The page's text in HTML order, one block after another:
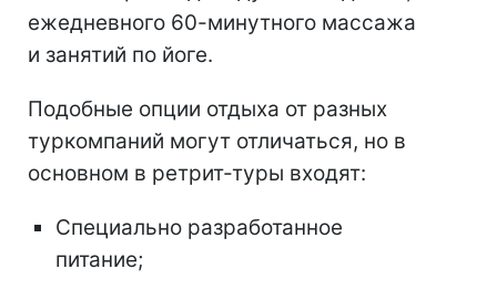
ежедневного 60-минутного массажа
и занятий по йоге.
Подобные опции отдыха от разных
туркомпаний могут отличаться, но в
основном в ретрит-туры входят:
Специально разработанное
питание;